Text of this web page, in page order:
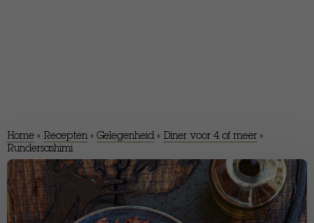
Home » Recepten » Gelegenheid » Diner voor 4 of meer »
Rundersashimi